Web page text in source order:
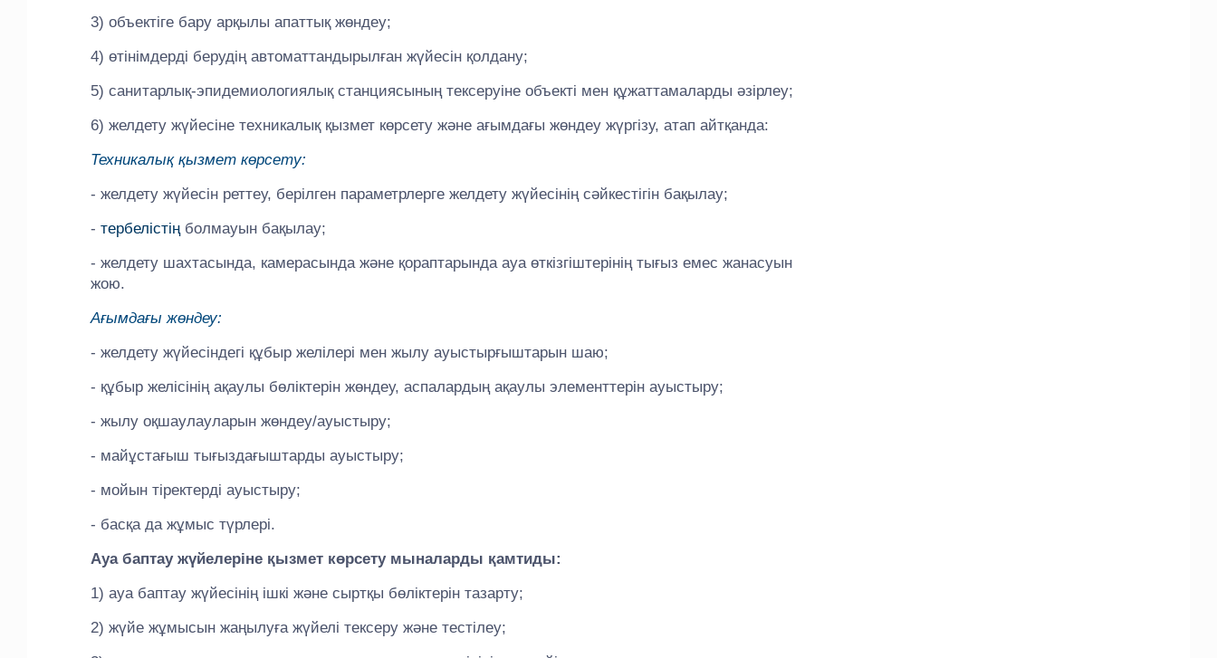
3) объектіге бару арқылы апаттық жөндеу;
4) өтінімдерді берудің автоматтандырылған жүйесін қолдану;
5) санитарлық-эпидемиологиялық станциясының тексеруіне объекті мен құжаттамаларды әзірлеу;
6) желдету жүйесіне техникалық қызмет көрсету және ағымдағы жөндеу жүргізу, атап айтқанда:
Техникалық қызмет көрсету:
- желдету жүйесін реттеу, берілген параметрлерге желдету жүйесінің сәйкестігін бақылау;
- тербелістіңболмауын бақылау;
- желдету шахтасында, камерасында және қораптарында ауа өткізгіштерінің тығыз емес жанасуын
жою.
Ағымдағы жөндеу:
- желдету жүйесіндегі құбыр желілері мен жылу ауыстырғыштарын шаю;
- құбыр желісінің ақаулы бөліктерін жөндеу, аспалардың ақаулы элементтерін ауыстыру;
- жылу оқшаулауларын жөндеу/ауыстыру;
- майұстағыш тығыздағыштарды ауыстыру;
- мойын тіректерді ауыстыру;
- басқа да жұмыс түрлері.
Ауа баптау жүйелеріне қызмет көрсету мыналарды қамтиды:
1) ауа баптау жүйесінің ішкі және сыртқы бөліктерін тазарту;
2) жүйе жұмысын жаңылуға жүйелі тексеру және тестілеу;